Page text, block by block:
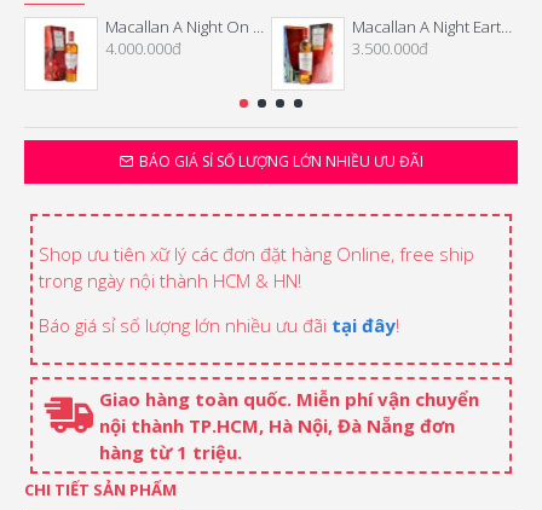
BÁO GIÁ SỈ SỐ LƯỢNG LỚN NHIỀU ƯU ĐÃI
Macallan A Night On Earth The First Light - Tết 2026
4.000.000đ
Macallan A Night Earth The Journey
3.500.000đ
Shop ưu tiên xữ lý các đơn đặt hàng Online, free ship
trong ngày nội thành HCM & HN!
Báo giá sỉ số lượng lớn nhiều ưu đãi tại đây!
Giao hàng toàn quốc. Miễn phí vận chuyển
nội thành TP.HCM, Hà Nội, Đà Nẵng đơn
hàng từ 1 triệu.
CHI TIẾT SẢN PHẨM